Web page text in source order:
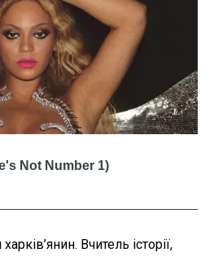
Вчитель історії,